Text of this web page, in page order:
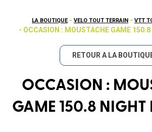
LA BOUTIQUE - VELO TOUT TERRAIN - VTT
- OCCASION : MOUSTACHE GAME
RETOUR A LA
OCCASION :
GAME 150.8 NIGHT